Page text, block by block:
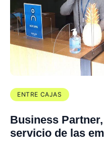
ENTRE CAJAS
Business
servicio de las